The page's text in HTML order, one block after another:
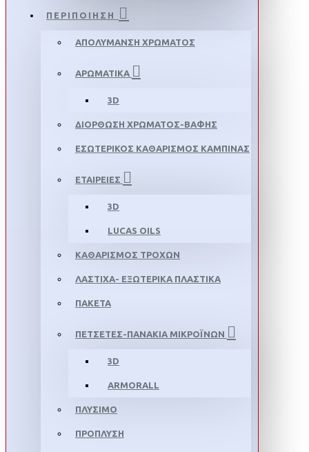
ΠΕΡΙΠΟΙΗΣΗ
ΑΠΟΛΥΜΑΝΣΗ ΧΡΩΜΑΤΟΣ
ΑΡΩΜΑΤΙΚΑ
3D
ΔΙΟΡΘΩΣΗ ΧΡΩΜΑΤΟΣ-ΒΑΦΗΣ
ΕΣΩΤΕΡΙΚΟΣ ΚΑΘΑΡΙΣΜΟΣ ΚΑΜΠΙΝΑΣ
ΕΤΑΙΡΕΙΕΣ
3D
LUCAS OILS
ΚΑΘΑΡΙΣΜΟΣ ΤΡΟΧΩΝ
ΛΑΣΤΙΧΑ- ΕΞΩΤΕΡΙΚΑ ΠΛΑΣΤΙΚΑ
ΠΑΚΕΤΑ
ΠΕΤΣΕΤΕΣ-ΠΑΝΑΚΙΑ ΜΙΚΡΟΪΝΩΝ
3D
ARMORALL
ΠΛΥΣΙΜΟ
ΠΡΟΠΛΥΣΗ